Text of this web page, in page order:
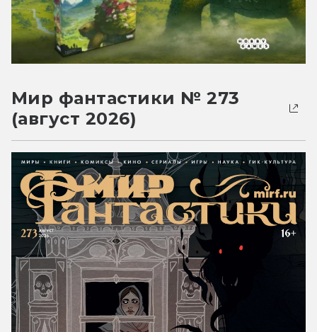
Мир фантастики № 273
(август 2026)